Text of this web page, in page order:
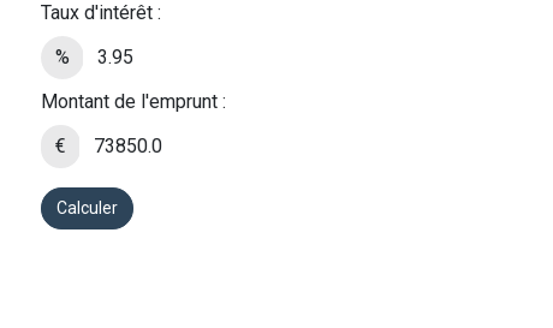
Taux d'intérêt :
%
Montant de l'emprunt :
€
Calculer